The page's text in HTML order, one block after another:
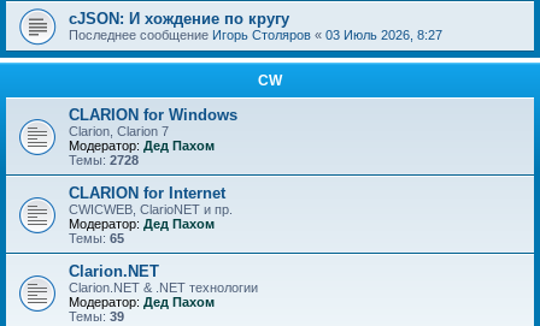
cJSON: И хождение по кругу
Последнее сообщение Игорь Столяров « 03 Июль 2026, 8:27
CW
CLARION for Windows
Clarion, Clarion 7
Модератор: Дед Пахом
Темы: 2728
CLARION for Internet
CWICWEB, ClarioNET и пр.
Модератор: Дед Пахом
Темы: 65
Clarion.NET
Clarion.NET & .NET технологии
Модератор: Дед Пахом
Темы: 39